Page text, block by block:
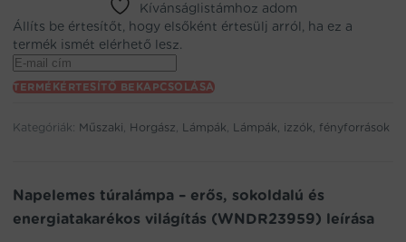
Kívánságlistámhoz adom
Állíts be értesítőt, hogy elsőként értesülj arról, ha ez a
termék ismét elérhető lesz.
Enter
your
email
to
waitlist
this
TERMÉKÉRTESÍTŐ BEKAPCSOLÁSA
Kategóriák: Műszaki, Horgász, Lámpák, Lámpák, izzók, fényforrások
Napelemes túralámpa – erős, sokoldalú és
energiatakarékos világítás (WNDR23959) leírása